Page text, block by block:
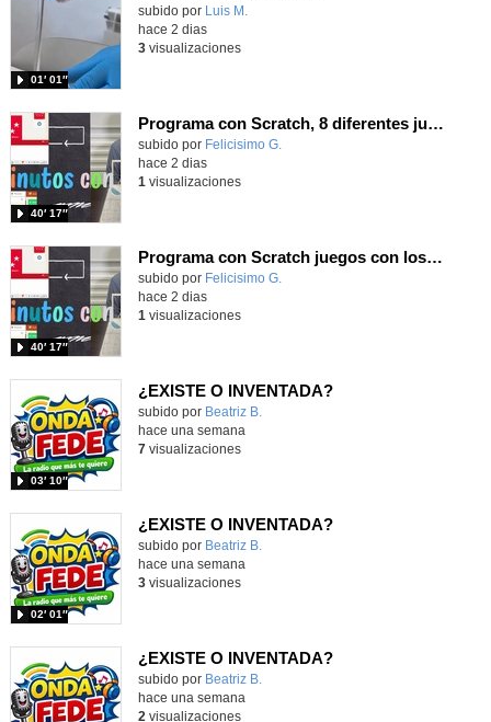
Contenido educativo.
subido por Luis M.
01′ 01″
hace 2 dias
3visualizaciones
Programa con Scratch, 8 diferentes juegos para vivir la emoción de los partidos de España en el mundial 2026
Contenido educativo.
subido por Felicisimo G.
40′ 17″
hace 2 dias
1 visualizaciones
Programa con Scratch juegos con los partidos del mundial 2026 ganados por España
Contenido educativo.
subido por Felicisimo G.
40′ 17″
hace 2 dias
1 visualizaciones
¿EXISTE O INVENTADA?
Contenido educativo.
subido por Beatriz B.
03′ 10″
hace una semana
7visualizaciones
¿EXISTE O INVENTADA?
Contenido educativo.
subido por Beatriz B.
02′ 01″
hace una semana
3visualizaciones
¿EXISTE O INVENTADA?
Contenido educativo.
subido por Beatriz B.
hace una semana
2 visualizaciones